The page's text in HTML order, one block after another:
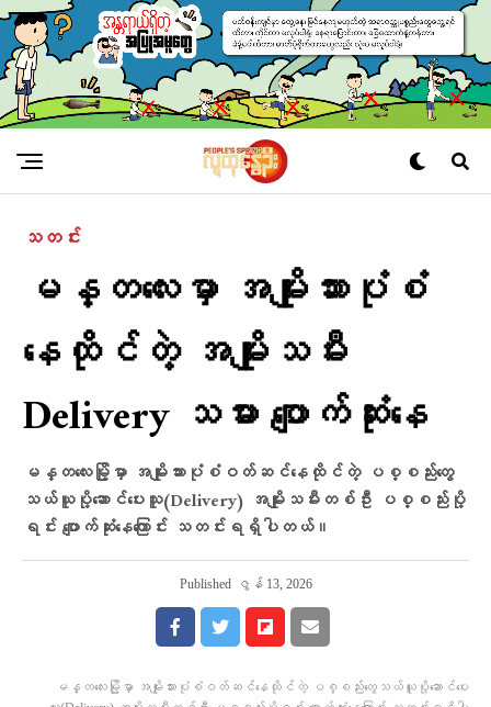
သတင်း
မန္တလေးမှာ အမျိုးသားပုံစံ
နေထိုင်တဲ့ အမျိုးသမီး
Delivery သမား ပျောက်ဆုံးနေ
မန္တလေးမြို့မှာ အမျိုးသားပုံစံဝတ်ဆင်နေထိုင်တဲ့ ပစ္စည်းတွေ
သယ်ယူပို့ဆောင်ပေးသူ(Delivery) အမျိုးသမီးတစ်ဦး ပစ္စည်းပို့
ရင်း ပျောက်ဆုံးနေကြောင်း သတင်းရရှိပါတယ်။
Published ဇွန် 13, 2026
မန္တလေးမြို့မှာ အမျိုးသားပုံစံဝတ်ဆင်နေထိုင်တဲ့ ပစ္စည်းတွေသယ်ယူပို့ဆောင်ပေး